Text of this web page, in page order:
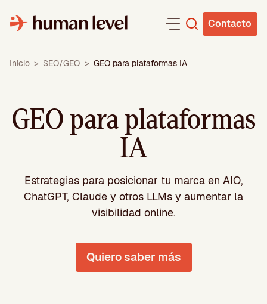
contenido
Contacto
Inicio > SEO/GEO > GEO para plataformas IA
GEO para plataformas
IA
Estrategias para posicionar tu marca en AIO,
ChatGPT, Claude y otros LLMs y aumentar la
visibilidad online.
Quiero saber más